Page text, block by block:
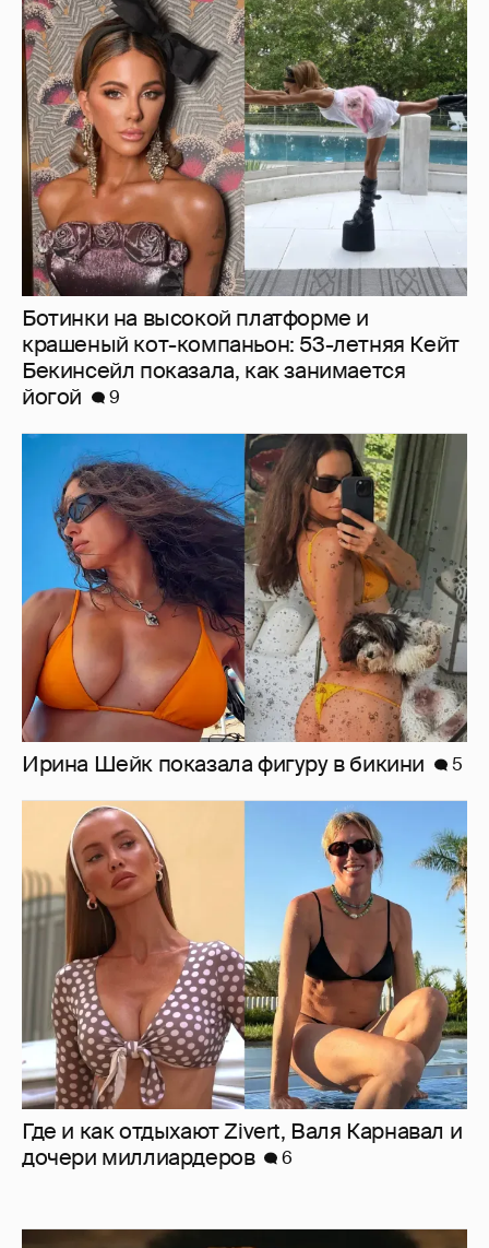
Ботинки на высокой платформе и
крашеный кот-компаньон: 53-летняя Кейт
Бекинсейл показала, как занимается
йогой
9
Ирина Шейк показала фигуру в бикини
Где и как отдыхают Zivert, Валя Карнавал и
дочери миллиардеров